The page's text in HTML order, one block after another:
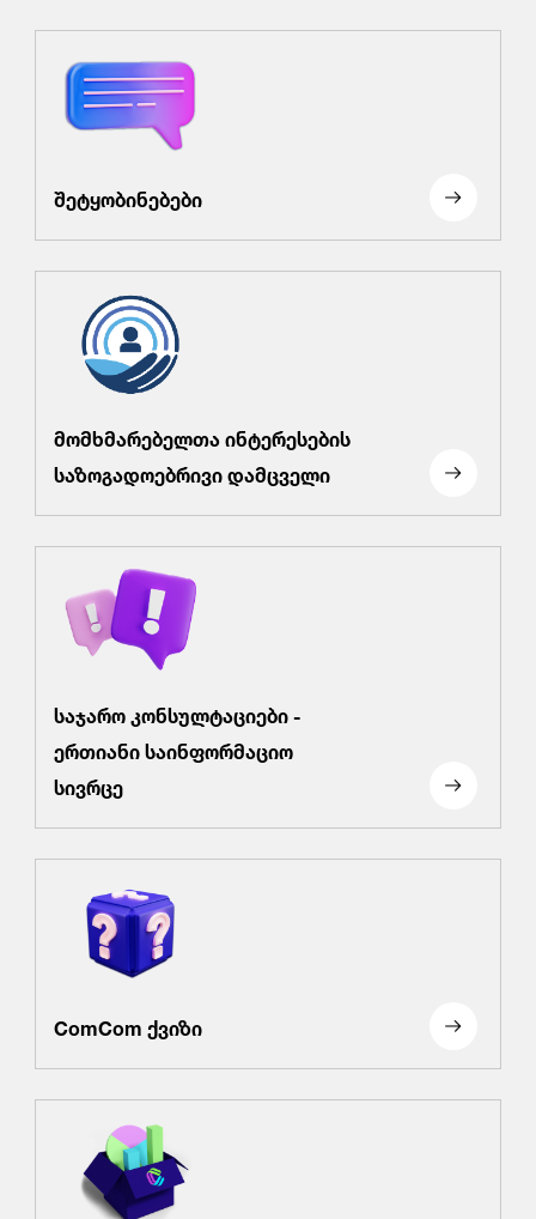
შეტყობინებები
მომხმარებელთა ინტერესების
საზოგადოებრივი დამცველი
საჯარო კონსულტაციები -
ერთიანი საინფორმაციო
სივრცე
ComCom ქვიზი